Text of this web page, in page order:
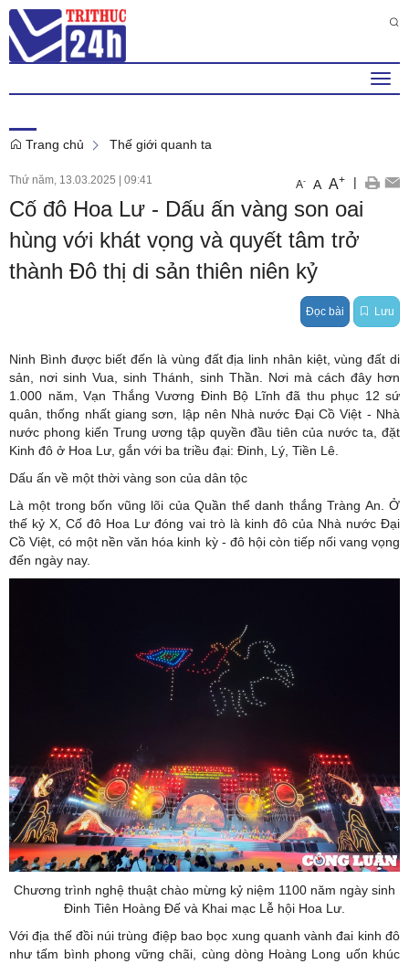
Trang chủ Thế giới quanh ta
Thứ năm, 13.03.2025 | 09:41 A- A A+ |
Cố đô Hoa Lư - Dấu ấn vàng son oai
hùng với khát vọng và quyết tâm trở
thành Đô thị di sản thiên niên kỷ
Đọc bài Lưu
Ninh Bình được biết đến là vùng đất địa linh nhân kiệt, vùng đất di
sản, nơi sinh Vua, sinh Thánh, sinh Thần. Nơi mà cách đây hơn
1.000 năm, Vạn Thắng Vương Đinh Bộ Lĩnh đã thu phục 12 sứ
quân, thống nhất giang sơn, lập nên Nhà nước Đại Cồ Việt - Nhà
nước phong kiến Trung ương tập quyền đầu tiên của nước ta, đặt
Kinh đô ở Hoa Lư, gắn với ba triều đại: Đinh, Lý, Tiền Lê.
Dấu ấn về một thời vàng son của dân tộc
Là một trong bốn vũng lõi của Quần thể danh thắng Tràng An. Ở
thế kỷ X, Cố đô Hoa Lư đóng vai trò là kinh đô của Nhà nước Đại
Cồ Việt, có một nền văn hóa kinh kỳ - đô hội còn tiếp nối vang vọng
đến ngày nay.
Chương trình nghệ thuật chào mừng kỷ niệm 1100 năm ngày sinh
Đinh Tiên Hoàng Đế và Khai mạc Lễ hội Hoa Lư.
Với địa thế đồi núi trùng điệp bao bọc xung quanh vành đai kinh đô
như tấm bình phong vững chãi, cùng dòng Hoàng Long uốn khúc